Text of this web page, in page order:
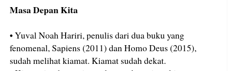
Masa Depan Kita
• Yuval Noah Hariri, penulis dari dua buku yang
fenomenal, Sapiens (2011) dan Homo Deus (2015),
sudah melihat kiamat. Kiamat sudah dekat.